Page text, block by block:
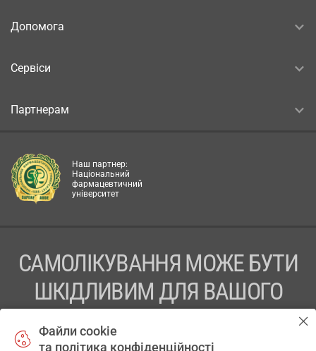
Допомога
Сервіси
Партнерам
Наш партнер:
Національний
фармацевтичний
університет
САМОЛІКУВАННЯ МОЖЕ БУТИ
ШКІДЛИВИМ ДЛЯ ВАШОГО
Файли cookie
та політика конфіденційності